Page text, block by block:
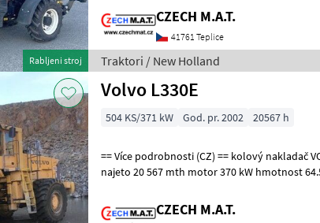
Rabljeni stroj
CZECH M.A.T.
41761 Teplice
Traktori / New Holland
Volvo L330E
504 KS/371 kW God. pr. 2002 20567 h
== Více podrobnosti (CZ) == kolový nakladač VOLVO L330E rok 2002
najeto 20 567 mth motor 370 kW hmotnost 64.5t ID
CZECH M.A.T.